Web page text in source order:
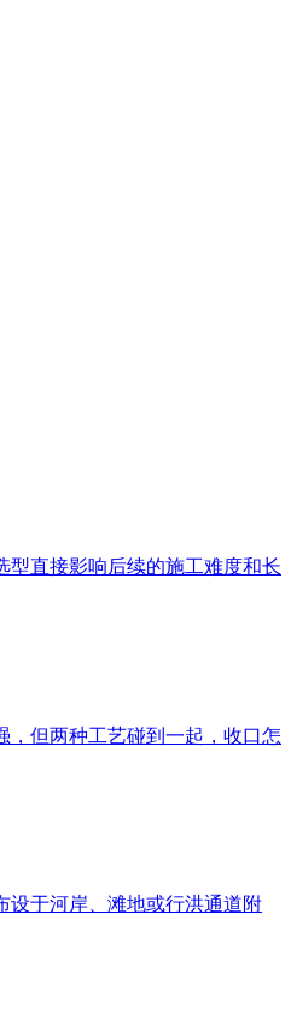
型直接影响后续的施工难度和长
，但两种工艺碰到一起，收口怎
设于河岸、滩地或行洪通道附